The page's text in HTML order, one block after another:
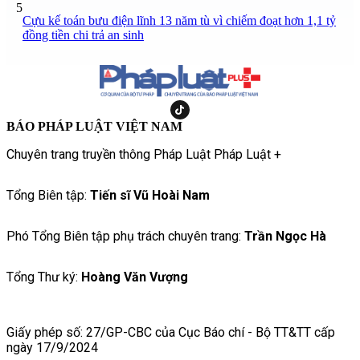
5
Cựu kế toán bưu điện lĩnh 13 năm tù vì chiếm đoạt hơn 1,1 tỷ
đồng tiền chi trả an sinh
BÁO PHÁP LUẬT VIỆT NAM
Chuyên trang truyền thông Pháp Luật Pháp Luật +
Tổng Biên tập: Tiến sĩ Vũ Hoài Nam
Phó Tổng Biên tập phụ trách chuyên trang: Trần Ngọc Hà
Tổng Thư ký: Hoàng Văn Vượng
Giấy phép số: 27/GP-CBC của Cục Báo chí - Bộ TT&TT cấp
ngày 17/9/2024